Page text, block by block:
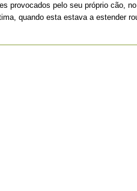
provocados pelo seu próprio cão,
quando esta estava a estender